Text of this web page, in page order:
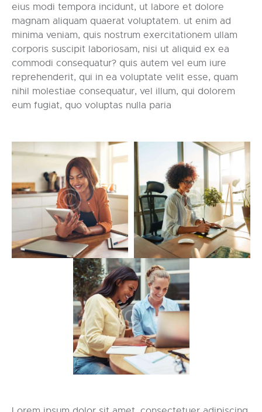
eius modi tempora incidunt, ut labore et dolore
magnam aliquam quaerat voluptatem. ut enim ad
minima veniam, quis nostrum exercitationem ullam
corporis suscipit laboriosam, nisi ut aliquid ex ea
commodi consequatur? quis autem vel eum iure
reprehenderit, qui in ea voluptate velit esse, quam
nihil molestiae consequatur, vel illum, qui dolorem
eum fugiat, quo voluptas nulla paria